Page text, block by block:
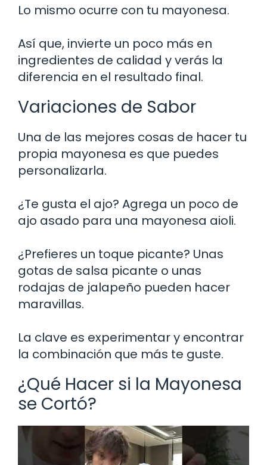
Lo mismo ocurre con tu mayonesa.
Así que, invierte un poco más en
ingredientes de calidad y verás la
diferencia en el resultado final.
Variaciones de Sabor
Una de las mejores cosas de hacer tu
propia mayonesa es que puedes
personalizarla.
¿Te gusta el ajo? Agrega un poco de
ajo asado para una mayonesa aioli.
¿Prefieres un toque picante? Unas
gotas de salsa picante o unas
rodajas de jalapeño pueden hacer
maravillas.
La clave es experimentar y encontrar
la combinación que más te guste.
¿Qué Hacer si la Mayonesa
se Cortó?